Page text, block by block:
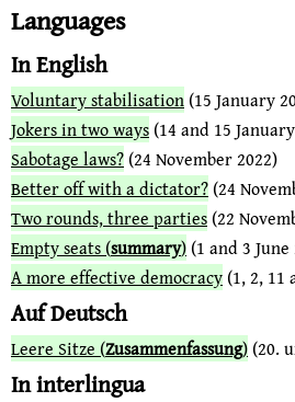
Languages
In English
Voluntary stabilisation (15 January
Jokers in two ways (14 and 15
Sabotage laws? (24 November 2022)
Better off with a dictator? (24
Two rounds, three parties (22
Empty seats (summary) (1 and 3 June
A more effective democracy (1, 2, 11
Auf Deutsch
Leere Sitze (Zusammenfassung) (20.
In interlingua